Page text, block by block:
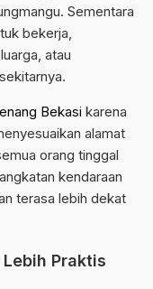
Sementara
bekerja,
atau
Bekasi karena
alamat
orang tinggal
kendaraan
terasa lebih dekat
Praktis